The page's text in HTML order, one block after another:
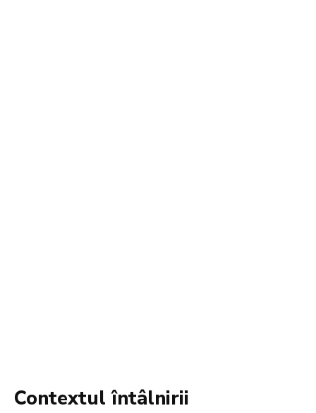
Contextul întâlnirii